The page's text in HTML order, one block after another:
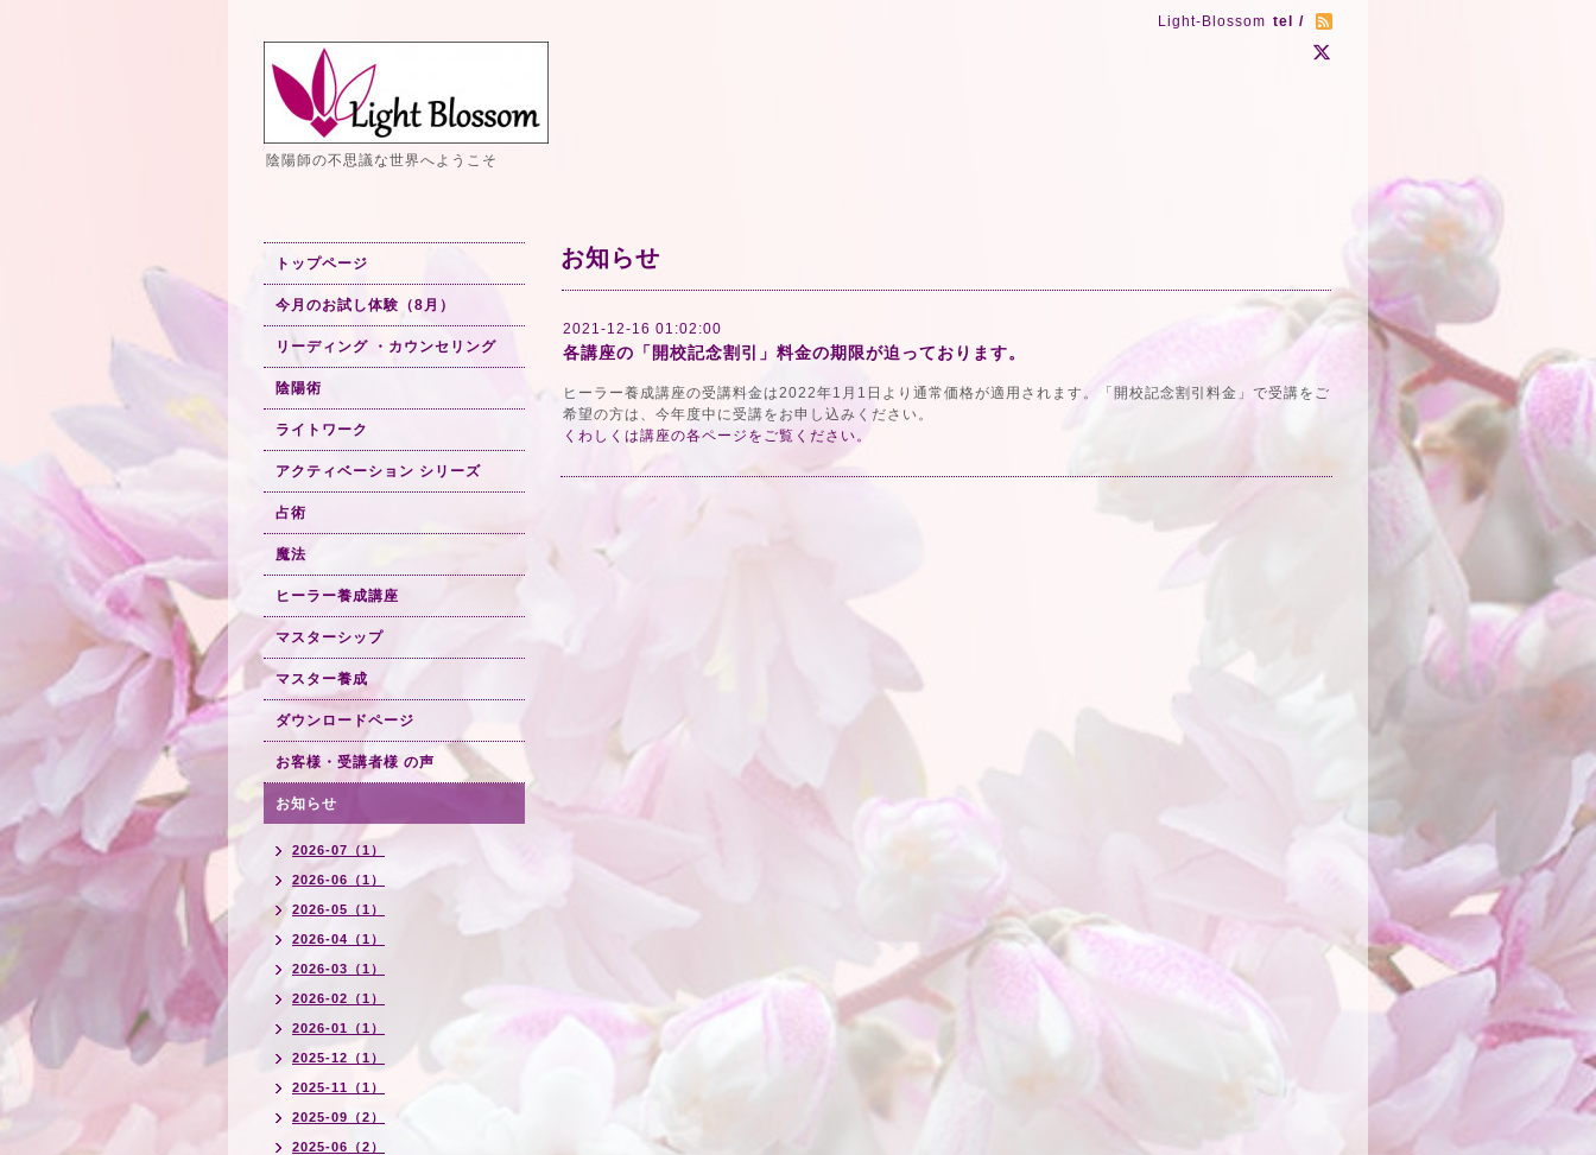
Light-Blossom tel /
陰陽師の不思議な世界へようこそ
お知らせ
2021-12-16 01:02:00
各講座の「開校記念割引」料金の期限が迫っております。
ヒーラー養成講座の受講料金は2022年1月1日より通常価格が適用されます。「開校記念割引料金」で受講をご
希望の方は、今年度中に受講をお申し込みください。
くわしくは講座の各ページをご覧ください。
トップページ
今月のお試し体験（8月）
リーディング ・カウンセリング
陰陽術
ライトワーク
アクティベーション シリーズ
占術
魔法
ヒーラー養成講座
マスターシップ
マスター養成
ダウンロードページ
お客様・受講者様 の声
お知らせ
2026-07（1）
2026-06（1）
2026-05（1）
2026-04（1）
2026-03（1）
2026-02（1）
2026-01（1）
2025-12（1）
2025-11（1）
2025-09（2）
2025-06（2）